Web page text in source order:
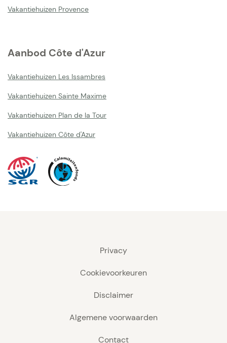
Vakantiehuizen Provence
Aanbod Côte d'Azur
Vakantiehuizen Les Issambres
Vakantiehuizen Sainte Maxime
Vakantiehuizen Plan de la Tour
Vakantiehuizen Côte d'Azur
Privacy
Cookievoorkeuren
Disclaimer
Algemene voorwaarden
Contact